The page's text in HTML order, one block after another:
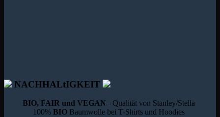
NACHHALtIGKEIT
BIO, FAIR und VEGAN - Qualität von Stanley/Stella
100%BIO Baumwolle bei T-Shirts und Hoodies